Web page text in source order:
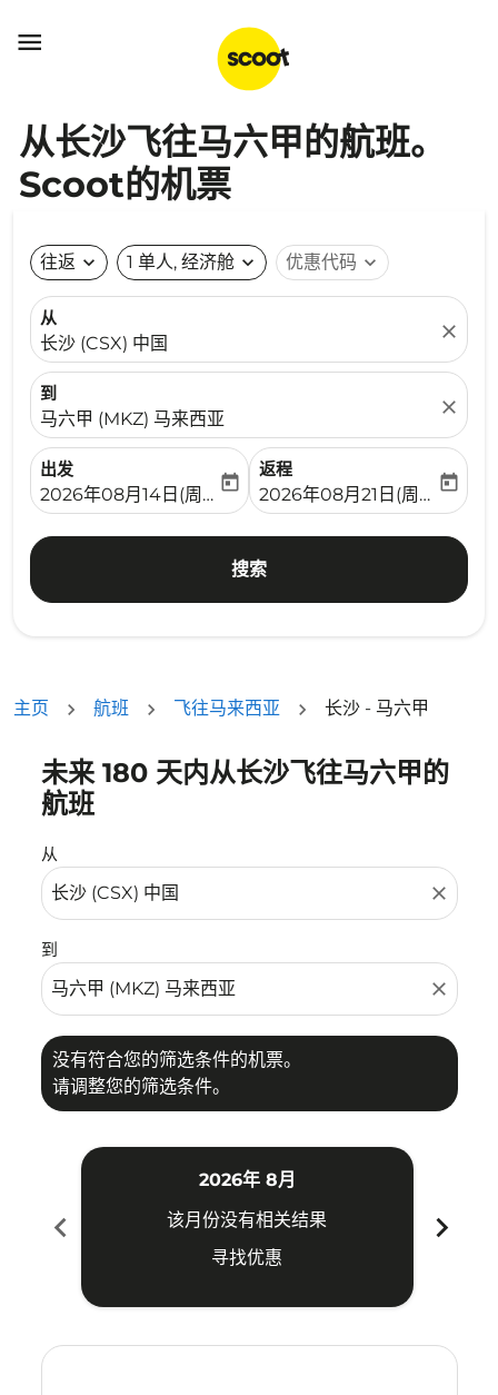

从长沙飞往马六甲的航班。
Scoot的机票
往返 expand_more 1 单人, 经济舱 expand_more 优惠代码 expand_more
从
长沙 (CSX) 中国
close
到
马六甲 (MKZ) 马来西亚
close
出发
fc-booking-departure-date-aria-label
2026年08月14日(周五)
today
返程
fc-booking-return-date-
2026年08月21日(周五)
today
搜索
主页 航班 飞往马来西亚 长沙 - 马六甲
未来 180 天内从长沙飞往马六甲的
航班
从
close
到
close
没有符合您的筛选条件的机票。
请调整您的筛选条件。
没有符合您的筛选条件的机票。请调整您的筛选条件。
chevron_left
2026年 8月
该月份没有相关结果
寻找优惠
chevron_right